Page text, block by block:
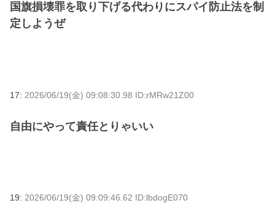
国旗損壊罪を取り下げる代わりにスパイ防止法を制
定しようぜ
17: 2026/06/19(金) 09:08:30.98 ID:rMRw21Z00
自由にやって責任とりゃいい
19: 2026/06/19(金) 09:09:46.62 ID:lbdogE070